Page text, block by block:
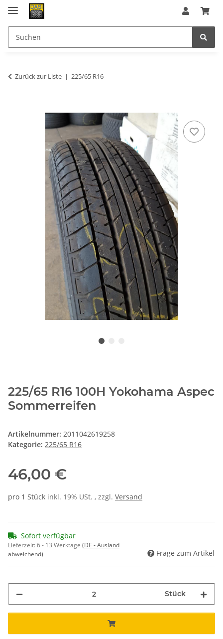
Zurück zur Liste 225/65 R16
225/65 R16 100H Yokohama Aspec
Sommerreifen
Artikelnummer: 2011042619258
Kategorie: 225/65 R16
46,00 €
pro 1 Stück inkl. 19% USt. , zzgl. Versand
Sofort verfügbar
Lieferzeit:6 - 13 Werktage (DE - Ausland
abweichend)
Frage zum Artikel
Stück